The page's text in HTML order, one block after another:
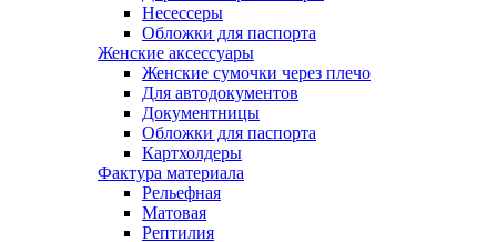
Несессеры
Обложки для паспорта
Женские аксессуары
Женские сумочки через плечо
Для автодокументов
Документницы
Обложки для паспорта
Картхолдеры
Фактура материала
Рельефная
Матовая
Рептилия